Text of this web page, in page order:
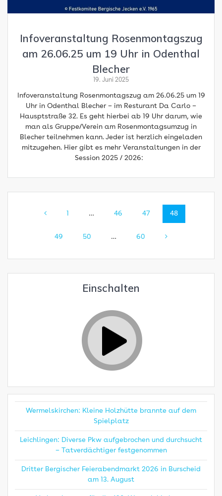
Infoveranstaltung Rosenmontagszug
am 26.06.25 um 19 Uhr in Odenthal
Blecher
19. Juni 2025
Infoveranstaltung Rosenmontagszug am 26.06.25 um 19
Uhr in Odenthal Blecher – im Resturant Da Carlo –
Hausptstraße 32. Es geht hierbei ab 19 Uhr darum, wie
man als Gruppe/Verein am Rosenmontagsumzug in
Blecher teilnehmen kann. Jeder ist herzlich eingeladen
mitzugehen. Hier gibt es mehr Veranstaltungen in der
Session 2025 / 2026:
Beitragsnavigation
Seite
1 … Seite
46 Seite
47 Seite
48
Seite
49 Seite
50 … Seite
60
Einschalten
Wermelskirchen: Kleine Holzhütte brannte auf dem
Spielplatz
Leichlingen: Diverse Pkw aufgebrochen und durchsucht
– Tatverdächtiger festgenommen
Dritter Bergischer Feierabendmarkt 2026 in Burscheid
am 13. August